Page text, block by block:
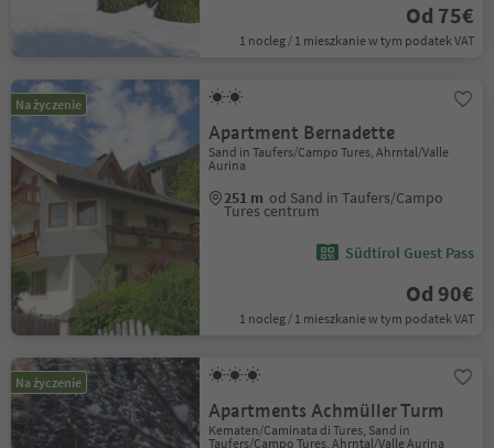
Od 75€
1 nocleg / 1 mieszkanie w tym podatek VAT
Na życzenie
Apartment Bernadette
Sand in Taufers/Campo Tures, Ahrntal/Valle
Aurina
251 m od Sand in Taufers/Campo
Tures centrum
Südtirol Guest Pass
Od 90€
1 nocleg / 1 mieszkanie w tym podatek VAT
Na życzenie
Apartments Achmüller Turm
Kematen/Caminata di Tures, Sand in
Taufers/Campo Tures, Ahrntal/Valle Aurina